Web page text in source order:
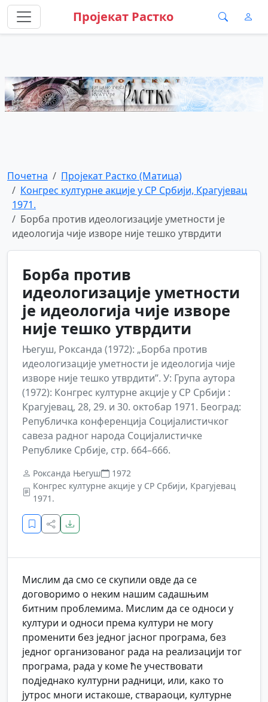
Пројекат Растко
Почетна
Пројекат Растко (Матица)
Конгрес културне акције у СР Србији, Крагујевац
1971.
Борба против идеологизације уметности је
идеологија чије изворе није тешко утврдити
Борба против
идеологизације уметности
је идеологија чије изворе
није тешко утврдити
Његуш, Роксанда (1972): „Борба против
идеологизације уметности је идеологија чије
изворе није тешко утврдити”. У: Група аутора
(1972): Конгрес културне акције у СР Србији :
Крагујевац, 28, 29. и 30. октобар 1971. Београд:
Републичка конференција Социјалистичког
савеза радног народа Социјалистичке
Републике Србије, стр. 664–666.
Роксанда Његуш
1972
Конгрес културне акције у СР Србији, Крагујевац
1971.
Мислим да смо се скупили овде да се
договоримо о неким нашим садашњим
битним проблемима. Мислим да се односи у
култури и односи према култури не могу
променити без једног јасног програма, без
једног организованог рада на реализацији тог
програма, рада у коме ће учествовати
подједнако културни радници, или, како то
јутрос многи истакоше, ствараоци, културне